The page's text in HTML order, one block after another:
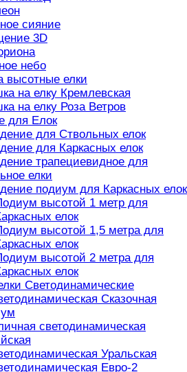
сияние
3D
небо
высотные елки
на елку Кремлевская
на елку Роза Ветров
для Елок
для Ствольных елок
для Каркасных елок
трапециевидное для
елки
подиум для Каркасных елок
высотой 1 метр для
елок
высотой 1,5 метра для
елок
высотой 2 метра для
елок
Светодинамические
Сказочная
светодинамическая
Уральская
Евро-2